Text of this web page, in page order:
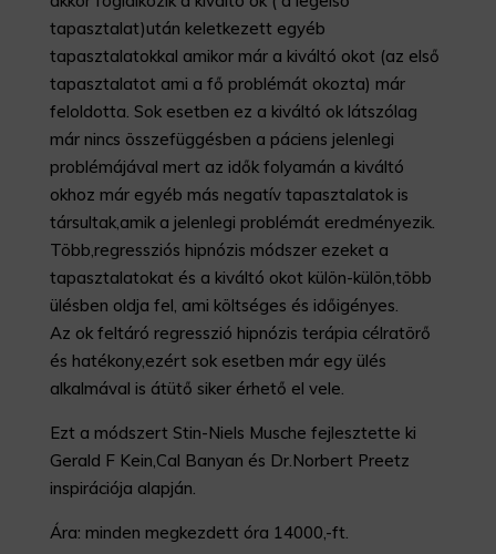
tapasztalat)után keletkezett egyéb
tapasztalatokkal amikor már a kiváltó okot (az első
tapasztalatot ami a fő problémát okozta) már
feloldotta. Sok esetben ez a kiváltó ok látszólag
már nincs összefüggésben a páciens jelenlegi
problémájával mert az idők folyamán a kiváltó
okhoz már egyéb más negatív tapasztalatok is
társultak,amik a jelenlegi problémát eredményezik.
Több,regressziós hipnózis módszer ezeket a
tapasztalatokat és a kiváltó okot külön-külön,több
ülésben oldja fel, ami költséges és időigényes.
Az ok feltáró regresszió hipnózis terápia célratörő
és hatékony,ezért sok esetben már egy ülés
alkalmával is átütő siker érhető el vele.
Ezt a módszert Stin-Niels Musche fejlesztette ki
Gerald F Kein,Cal Banyan és Dr.Norbert Preetz
inspirációja alapján.
Ára: minden megkezdett óra 14000,-ft.